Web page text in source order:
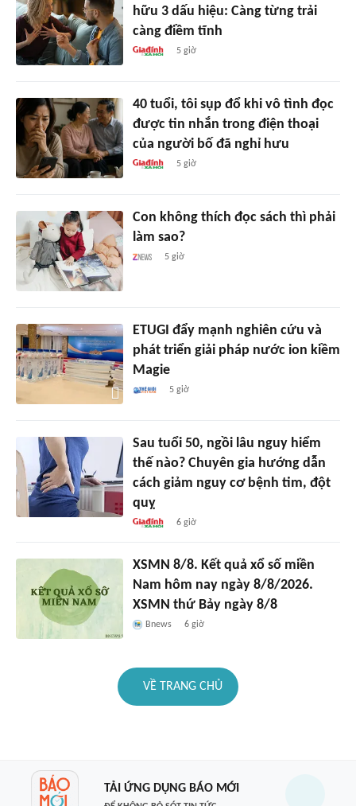
hữu 3 dấu hiệu: Càng từng trải
càng điềm tĩnh
5 giờ
40 tuổi, tôi sụp đổ khi vô tình đọc
được tin nhắn trong điện thoại
của người bố đã nghỉ hưu
5 giờ
Con không thích đọc sách thì phải
làm sao?
5 giờ
ETUGI đẩy mạnh nghiên cứu và
phát triển giải pháp nước ion kiềm
Magie
5 giờ
Sau tuổi 50, ngồi lâu nguy hiểm
thế nào? Chuyên gia hướng dẫn
cách giảm nguy cơ bệnh tim, đột
quỵ
6 giờ
XSMN 8/8. Kết quả xổ số miền
Nam hôm nay ngày 8/8/2026.
XSMN thứ Bảy ngày 8/8
Bnews 6 giờ
VỀ TRANG CHỦ
TẢI ỨNG DỤNG BÁO MỚI